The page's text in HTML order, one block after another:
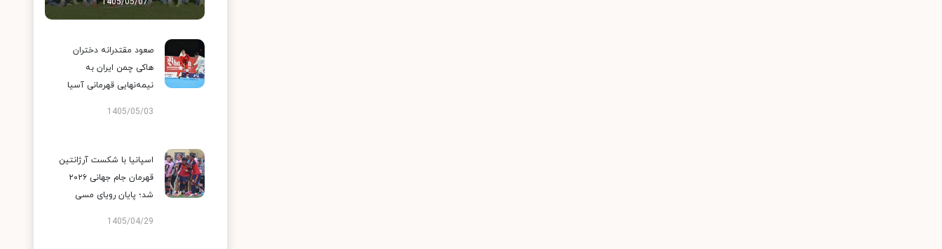
صعود مقتدرانه دختران
هاکی چمن ایران به
نیمه‌نهایی قهرمانی آسیا
1405/05/03
اسپانیا با شکست آرژانتین
قهرمان جام جهانی ۲۰۲۶
شد؛ پایان رویای مسی
1405/04/29